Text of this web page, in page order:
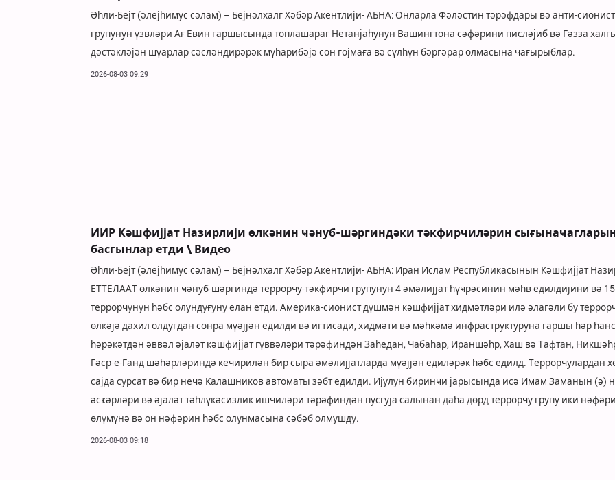
Әһли-Бејт (әлејһимус сәлам) – Бејнәлхалг Хәбәр Аҝентлији- АБНА: Онларла Фәләстин тәрәфдары вә анти-сионист
групунун үзвләри Ағ Евин гаршысында топлашараг Нетанјаһунун Вашингтона сәфәрини писләјиб вә Гәзза
дәстәкләјән шүарлар сәсләндирәрәк мүһарибәјә сон гојмаға вә сүлһүн бәргәрар олмасына чағырыблар.
2026-08-03 09:29
ИИР Кәшфијјат Назирлији өлкәнин ҹәнуб-шәргиндәки тәкфирчиләрин
басгынлар етди \ Видео
Әһли-Бејт (әлејһимус сәлам) – Бејнәлхалг Хәбәр Аҝентлији- АБНА: Иран Ислам Республикасынын Кәшфијјат
ЕТТЕЛААТ өлкәнин ҹәнуб-шәргиндә террорчу-тәкфирчи групунун 4 әмәлијјат һүҹрәсинин мәһв едилдијини вә 15
террорчунун һәбс олундуғуну елан етди. Америка-сионист дүшмән кәшфијјат хидмәтләри илә әлагәли бу
өлкәјә дахил олдугдан сонра мүәјјән едилди вә игтисади, хидмәти вә мәһкәмә инфраструктуруна гаршы һәр
һәрәкәтдән әввәл әјаләт кәшфијјат гүввәләри тәрәфиндән Заһедан, Чабаһар, Ираншәһр, Хаш вә Тафтан,
Гәср-е-Ганд шәһәрләриндә кечирилән бир сыра әмәлијјатларда мүәјјән едиләрәк һәбс едилд. Террорчулардан
сајда сурсат вә бир нечә Калашников автоматы зәбт едилди. Ијулун биринҹи јарысында исә Имам Заманын (ә)
әсҝәрләри вә әјаләт тәһлүкәсизлик ишчиләри тәрәфиндән пусгуја салынан даһа дөрд террорчу групу ики
өлүмүнә вә он нәфәрин һәбс олунмасына сәбәб олмушду.
2026-08-03 09:18